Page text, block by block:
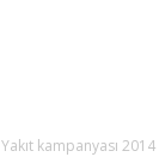
Yakıt kampanyası 2014